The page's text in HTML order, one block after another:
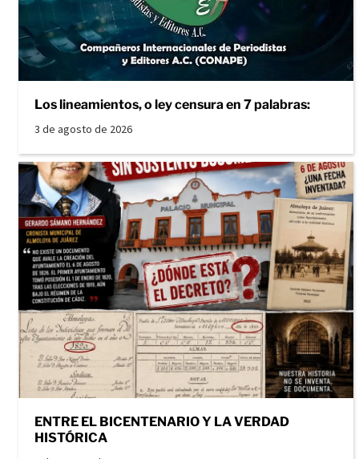
Los lineamientos, o ley censura en 7 palabras:
3 de agosto de 2026
ENTRE EL BICENTENARIO Y LA VERDAD
HISTÓRICA